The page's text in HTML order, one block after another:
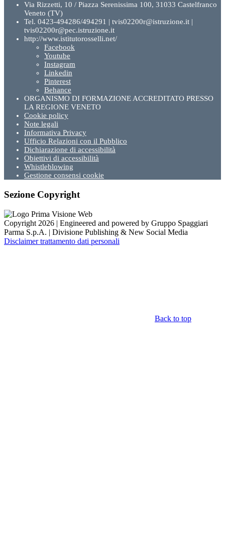
Via Rizzetti, 10 / Piazza Serenissima 100, 31033 Castelfranco
Veneto (TV)
Tel. 0423-494286/494291 | tvis02200r@istruzione.it |
tvis02200r@pec.istruzione.it
http://www.istitutorosselli.net/
Facebook
Youtube
Instagram
Linkedin
Pinterest
Behance
ORGANISMO DI FORMAZIONE ACCREDITATO PRESSO
LA REGIONE VENETO
Cookie policy
Note legali
Informativa Privacy
Ufficio Relazioni con il Pubblico
Dichiarazione di accessibilità
Obiettivi di accessibilità
Whistleblowing
Gestione consensi cookie
Sezione Copyright
Copyright 2026 | Engineered and powered by Gruppo Spaggiari
Parma S.p.A. | Divisione Publishing & New Social Media
Disclaimer trattamento dati personali
Back to top